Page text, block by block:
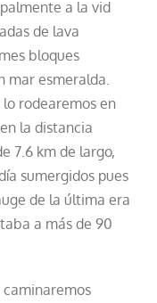
a la vid
de lava
bloques
mar esmeralda.
rodearemos en
la distancia
7.6 km de largo,
sumergidos pues
de la última era
a más de 90